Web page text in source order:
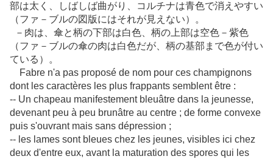
部は太く、しばしば曲がり、コルチナは青色で消えやすい
（ファ－ブルの図版にはそれが見えない）。
－肉は、傘と柄の下部は白色、柄の上部は空色－紫色
（ファ－ブルの傘の肉は白色だが、柄の基部まで色が付い
ている）。
Fabre n'a pas proposé de nom pour ces champignons
dont les caractères les plus frappants semblent être :
-- Un chapeau manifestement bleuâtre dans la jeunesse,
devenant peu à peu brunâtre au centre ; de forme convexe
puis s'ouvrant mais sans dépression ;
-- les lames sont bleues chez les jeunes, visibles ici chez
deux d'entre eux, avant la maturation des spores qui les